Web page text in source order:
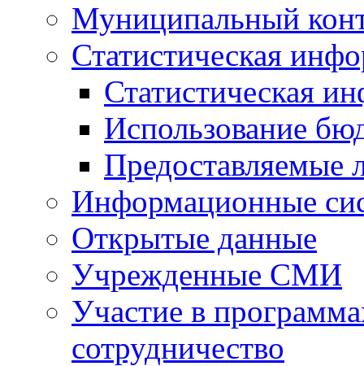
Муниципальный
Статистическая
Статистическая
Использование
Предоставляемые
Информационные
Открытые данные
Учрежденные СМИ
Участие в
сотрудничество